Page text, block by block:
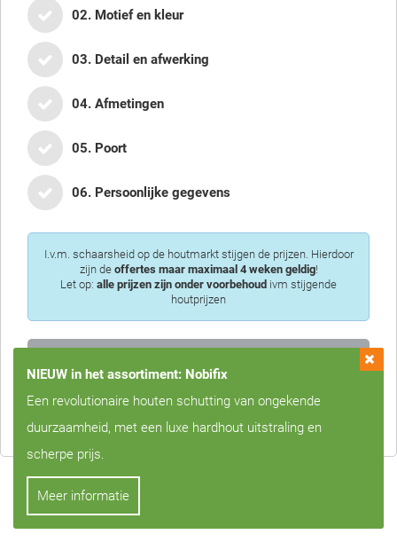
02. Motief en kleur
03. Detail en afwerking
04. Afmetingen
05. Poort
06. Persoonlijke gegevens
I.v.m. schaarsheid op de houtmarkt stijgen de prijzen. Hierdoor
zijn de offertes maar maximaal 4 weken geldig!
Let op: alle prijzen zijn onder voorbehoud ivm stijgende
houtprijzen
NIEUW in het assortiment: Nobifix
Een revolutionaire houten schutting van ongekende
duurzaamheid, met een luxe hardhout uitstraling en
scherpe prijs.
Meer informatie